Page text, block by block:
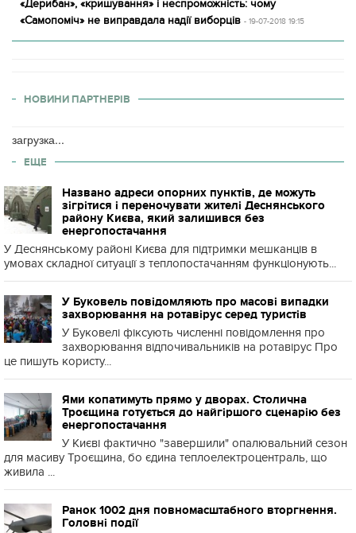
«Дерибан», «кришування» і неспроможність: чому
«Самопоміч» не виправдала надії виборців - 19-07-2018 19:15
НОВИНИ ПАРТНЕРІВ
загрузка...
ЕЩЕ
Названо адреси опорних пунктів, де можуть
зігрітися і переночувати жителі Деснянського
району Києва, який залишився без
енергопостачання
У Деснянському районі Києва для підтримки мешканців в
умовах складної ситуації з теплопостачанням функціонують...
У Буковель повідомляють про масові випадки
захворювання на ротавірус серед туристів
У Буковелі фіксують численні повідомлення про
захворювання відпочивальників на ротавірус Про
це пишуть користу...
Ями копатимуть прямо у дворах. Столична
Троєщина готується до найгіршого сценарію без
енергопостачання
У Києві фактично "завершили" опалювальний сезон
для масиву Троєщина, бо єдина теплоелектроцентраль, що
живила ...
Ранок 1002 дня повномасштабного вторгнення.
Головні події